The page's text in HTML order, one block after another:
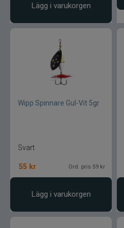
Lägg i varukorgen
Wipp Spinnare Gul-Vit 5gr
Svart
55 kr Ord. pris 59 kr
Lägg i varukorgen